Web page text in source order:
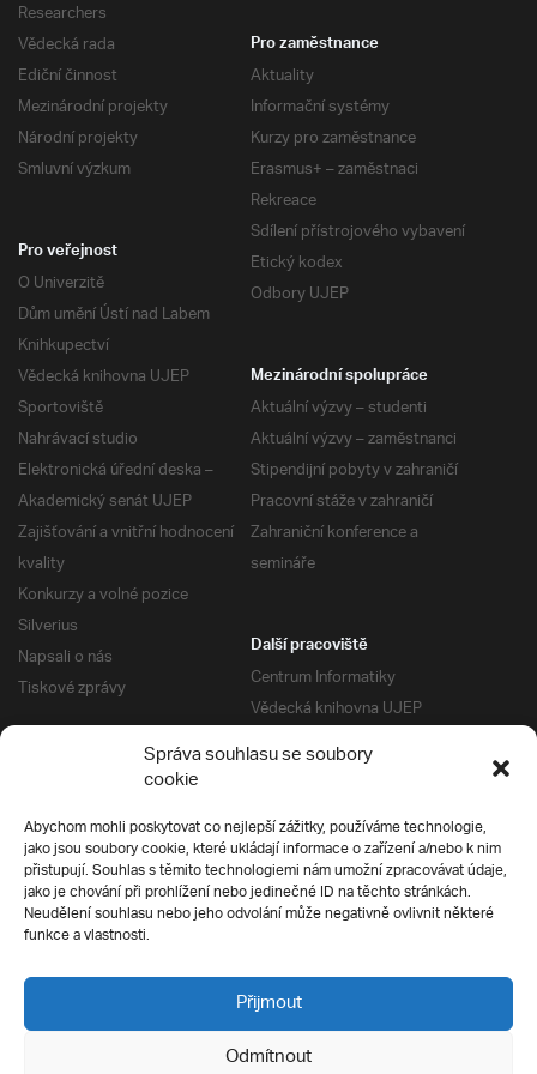
Správa souhlasu se soubory
cookie
Abychom mohli poskytovat co nejlepší zážitky, používáme technologie,
jako jsou soubory cookie, které ukládají informace o zařízení a/nebo k nim
přistupují. Souhlas s těmito technologiemi nám umožní zpracovávat údaje,
jako je chování při prohlížení nebo jedinečné ID na těchto stránkách.
Neudělení souhlasu nebo jeho odvolání může negativně ovlivnit některé
funkce a vlastnosti.
Přijmout
Odmítnout
Researchers
Vědecká rada
Ediční činnost
Mezinárodní projekty
Národní projekty
Smluvní výzkum
Pro zaměstnance
Aktuality
Informační systémy
Kurzy pro zaměstnance
Erasmus+ – zaměstnaci
Rekreace
Sdílení přístrojového vybavení
Etický kodex
Odbory UJEP
Pro veřejnost
O Univerzitě
Dům umění Ústí nad Labem
Knihkupectví
Vědecká knihovna UJEP
Sportoviště
Nahrávací studio
Elektronická úřední deska –
Akademický senát UJEP
Zajišťování a vnitřní hodnocení
kvality
Konkurzy a volné pozice
Silverius
Napsali o nás
Tiskové zprávy
Mezinárodní spolupráce
Aktuální výzvy – studenti
Aktuální výzvy – zaměstnanci
Stipendijní pobyty v zahraničí
Pracovní stáže v zahraničí
Zahraniční konference a
semináře
Další pracoviště
Centrum Informatiky
Vědecká knihovna UJEP
Správa kolejí a menz
Univerzitní centrum podpory
Silverius
Pro uchazeče
Přijímací řízení
E-prihlaska
Přípravné kurzy
Ochrana soukromí